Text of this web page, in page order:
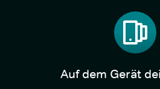
Auf dem Gerät